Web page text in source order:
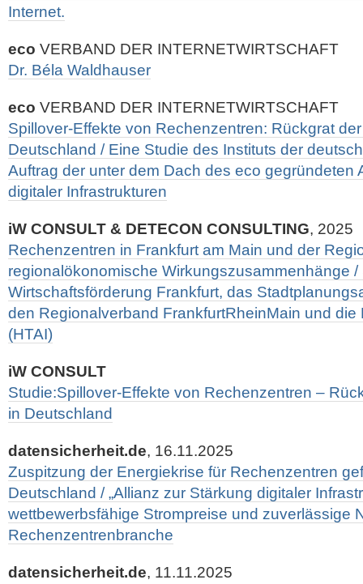
Internet.
eco VERBAND DER INTERNETWIRTSCHAFT
Dr. Béla Waldhauser
eco VERBAND DER INTERNETWIRTSCHAFT
Spillover-Effekte von Rechenzentren: Rückgrat
Deutschland / Eine Studie des Instituts der
Auftrag der unter dem Dach des eco gegründeten
digitaler Infrastrukturen
iW CONSULT & DETECON CONSULTING, 2025
Rechenzentren in Frankfurt am Main und der
regionalökonomische Wirkungszusammenhänge /
Wirtschaftsförderung Frankfurt, das
den Regionalverband FrankfurtRheinMain und die
(HTAI)
iW CONSULT
Studie:Spillover-Effekte von Rechenzentren –
in Deutschland
datensicherheit.de, 16.11.2025
Zuspitzung der Energiekrise für Rechenzentren
Deutschland / „Allianz zur Stärkung digitaler
wettbewerbsfähige Strompreise und zuverlässige
Rechenzentrenbranche
datensicherheit.de, 11.11.2025